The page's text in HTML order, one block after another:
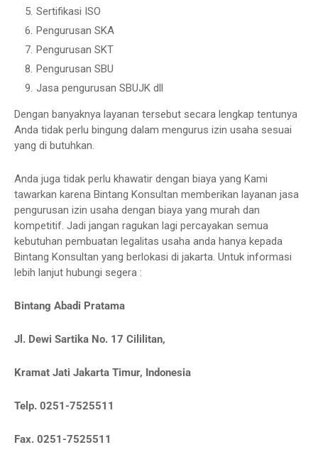
Sertifikasi ISO
Pengurusan SKA
Pengurusan SKT
Pengurusan SBU
Jasa pengurusan SBUJK dll
Dengan banyaknya layanan tersebut secara lengkap tentunya
Anda tidak perlu bingung dalam mengurus izin usaha sesuai
yang di butuhkan.
Anda juga tidak perlu khawatir dengan biaya yang Kami
tawarkan karena Bintang Konsultan memberikan layanan jasa
pengurusan izin usaha dengan biaya yang murah dan
kompetitif. Jadi jangan ragukan lagi percayakan semua
kebutuhan pembuatan legalitas usaha anda hanya kepada
Bintang Konsultan yang berlokasi di jakarta. Untuk informasi
lebih lanjut hubungi segera :
Bintang Abadi Pratama
Jl. Dewi Sartika No. 17 Cililitan,
Kramat Jati Jakarta Timur, Indonesia
Telp. 0251-7525511
Fax. 0251-7525511